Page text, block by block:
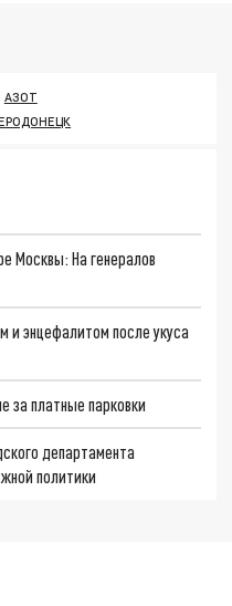
АЗОТ
Москвы: На генералов
и энцефалитом после укуса
за платные парковки
департамента
политики